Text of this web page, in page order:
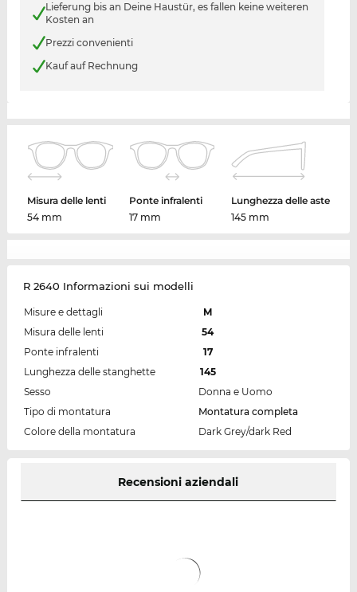
Lieferung bis an Deine Haustür, es fallen keine weiteren
Kosten an
Prezzi convenienti
Kauf auf Rechnung
Misura delle lenti
54 mm
Ponte infralenti
17 mm
Lunghezza delle aste
145 mm
R 2640 Informazioni sui modelli
Misure e dettagli
M
Misura delle lenti
54
Ponte infralenti
17
Lunghezza delle stanghette
145
Sesso
Donna e Uomo
Tipo di montatura
Montatura completa
Colore della montatura
Dark Grey/dark Red
Recensioni aziendali